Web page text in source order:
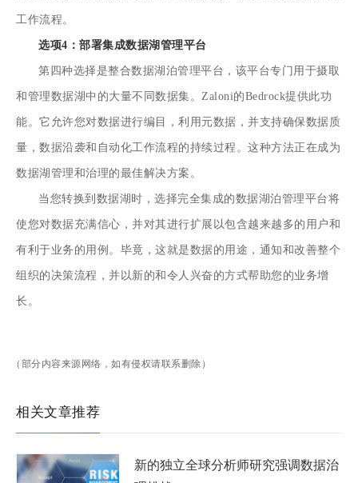
工作流程。
选项4：部署集成数据湖管理平台
第四种选择是整合数据湖泊管理平台，该平台专门用于摄取
和管理数据湖中的大量不同数据集。Zaloni的Bedrock提供此功
能。它允许您对数据进行编目，利用元数据，并支持确保数据质
量，数据沿袭和自动化工作流程的持续过程。这种方法正在成为
数据湖管理和治理的最佳解决方案。
当您转换到数据湖时，选择完全集成的数据湖泊管理平台将
使您对数据充满信心，并对其进行扩展以包含越来越多的用户和
有利于业务的用例。毕竟，这就是数据的用途，通知和改善整个
组织的决策流程，并以新的和令人兴奋的方式帮助您的业务增
长。
（部分内容来源网络，如有侵权请联系删除）
相关文章推荐
新的独立全球分析师研究强调数据治